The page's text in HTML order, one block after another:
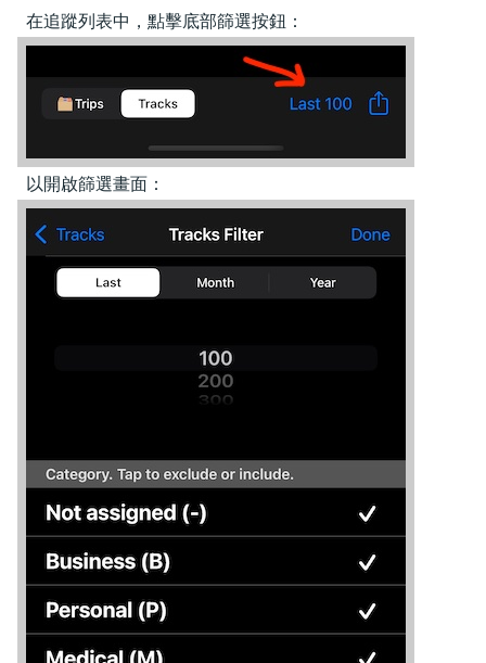
在追蹤列表中，點擊底部篩選按鈕：
以開啟篩選畫面：